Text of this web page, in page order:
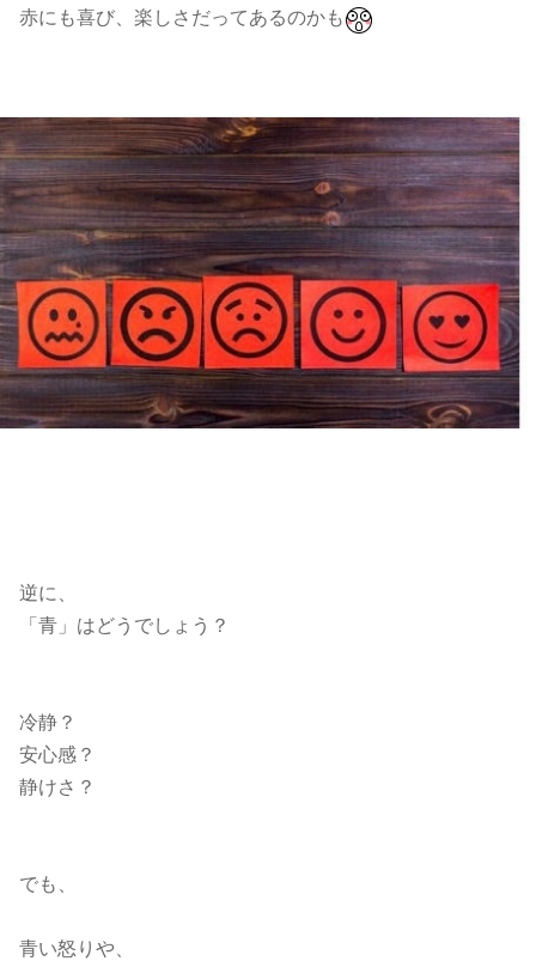
赤にも喜び、楽しさだってあるのかも
逆に、
「青」はどうでしょう？
冷静？
安心感？
静けさ？
でも、
青い怒りや、